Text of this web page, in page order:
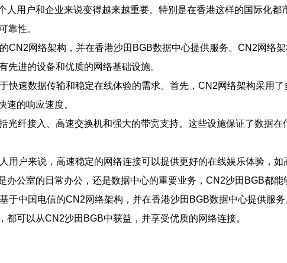
用户和企业来说变得越来越重要。特别是在香港这样的国际化
靠性。
CN2网络架构，并在香港沙田BGB数据中心提供服务。CN2网络
进的设备和优质的网络基础设施。
快速数据传输和稳定在线体验的需求。首先，CN2网络架构采用
速的响应速度。
光纤接入、高速交换机和强大的带宽支持。这些设施保证了数据
户来说，高速稳定的网络连接可以提供更好的在线娱乐体验，
公室的日常办公，还是数据中心的重要业务，CN2沙田BGB都能
于中国电信的CN2网络架构，并在香港沙田BGB数据中心提供服
可以从CN2沙田BGB中获益，并享受优质的网络连接。